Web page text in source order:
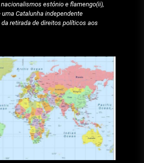
estónio e flamengo(ii),
Catalunha independente
retirada de direitos políticos aos